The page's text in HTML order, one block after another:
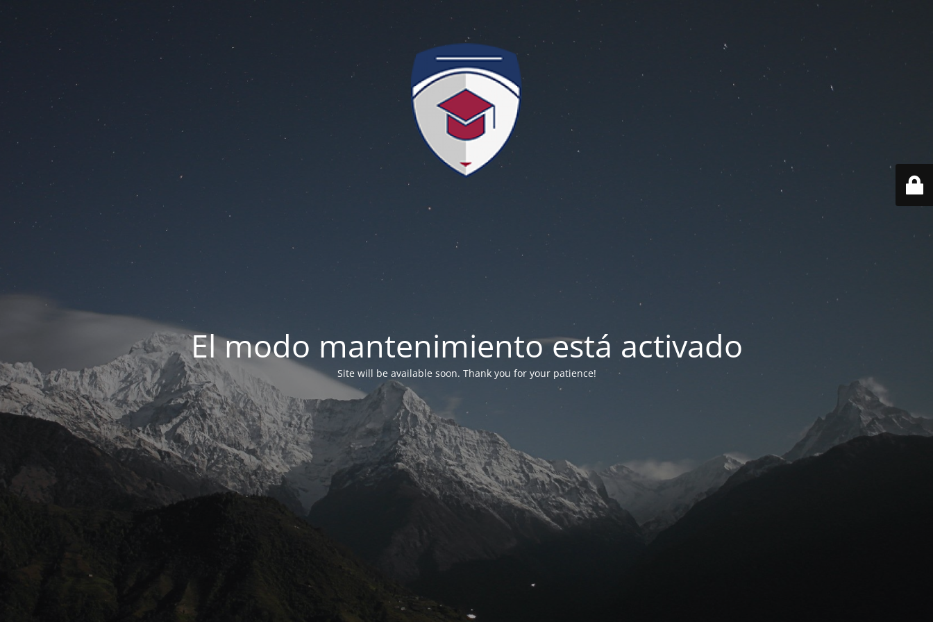
El modo mantenimiento está activado
Site will be available soon. Thank you for your patience!